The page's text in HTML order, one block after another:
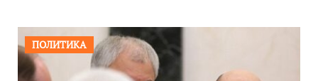
ПОЛИТИКА